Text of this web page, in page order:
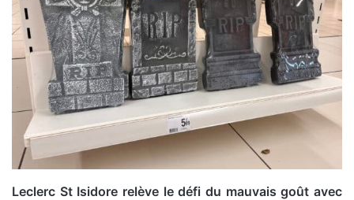
Leclerc St Isidore relève le défi du mauvais goût avec